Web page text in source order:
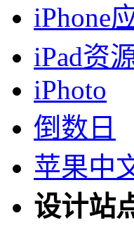
iPhone
iPad资
iPhoto
倒数日
苹果中
设计站